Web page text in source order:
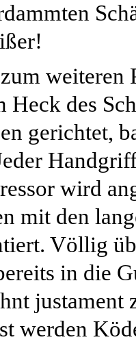
weiteren
Heck des
gerichtet,
wird
mit den
Völlig
in die
justament
werden